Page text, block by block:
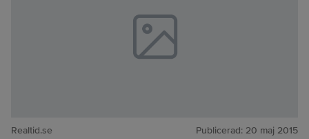
Realtid.se Publicerad: 20 maj 2015